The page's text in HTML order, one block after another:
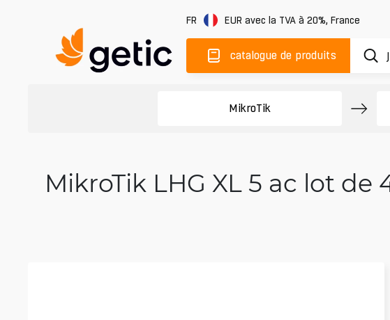
FR EUR avec la TVA à 20%, France
catalogue de produits
MikroTik
MikroTik LHG XL 5 ac lot de